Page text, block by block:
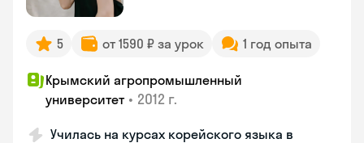
5 от 1590 ₽ за урок 1 год опыта
Крымский агропромышленный
университет • 2012 г.
Училась на курсах корейского языка в